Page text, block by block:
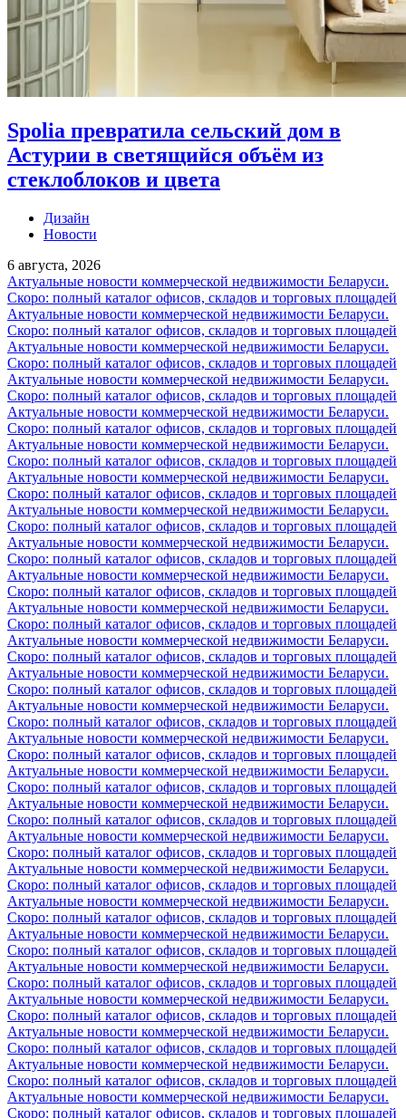
Spolia превратила сельский дом в
Астурии в светящийся объём из
стеклоблоков и цвета
Дизайн
Новости
6 августа, 2026
Актуальные новости коммерческой недвижимости Беларуси.
Скоро: полный каталог офисов, складов и торговых площадей
Актуальные новости коммерческой недвижимости Беларуси.
Скоро: полный каталог офисов, складов и торговых площадей
Актуальные новости коммерческой недвижимости Беларуси.
Скоро: полный каталог офисов, складов и торговых площадей
Актуальные новости коммерческой недвижимости Беларуси.
Скоро: полный каталог офисов, складов и торговых площадей
Актуальные новости коммерческой недвижимости Беларуси.
Скоро: полный каталог офисов, складов и торговых площадей
Актуальные новости коммерческой недвижимости Беларуси.
Скоро: полный каталог офисов, складов и торговых площадей
Актуальные новости коммерческой недвижимости Беларуси.
Скоро: полный каталог офисов, складов и торговых площадей
Актуальные новости коммерческой недвижимости Беларуси.
Скоро: полный каталог офисов, складов и торговых площадей
Актуальные новости коммерческой недвижимости Беларуси.
Скоро: полный каталог офисов, складов и торговых площадей
Актуальные новости коммерческой недвижимости Беларуси.
Скоро: полный каталог офисов, складов и торговых площадей
Актуальные новости коммерческой недвижимости Беларуси.
Скоро: полный каталог офисов, складов и торговых площадей
Актуальные новости коммерческой недвижимости Беларуси.
Скоро: полный каталог офисов, складов и торговых площадей
Актуальные новости коммерческой недвижимости Беларуси.
Скоро: полный каталог офисов, складов и торговых площадей
Актуальные новости коммерческой недвижимости Беларуси.
Скоро: полный каталог офисов, складов и торговых площадей
Актуальные новости коммерческой недвижимости Беларуси.
Скоро: полный каталог офисов, складов и торговых площадей
Актуальные новости коммерческой недвижимости Беларуси.
Скоро: полный каталог офисов, складов и торговых площадей
Актуальные новости коммерческой недвижимости Беларуси.
Скоро: полный каталог офисов, складов и торговых площадей
Актуальные новости коммерческой недвижимости Беларуси.
Скоро: полный каталог офисов, складов и торговых площадей
Актуальные новости коммерческой недвижимости Беларуси.
Скоро: полный каталог офисов, складов и торговых площадей
Актуальные новости коммерческой недвижимости Беларуси.
Скоро: полный каталог офисов, складов и торговых площадей
Актуальные новости коммерческой недвижимости Беларуси.
Скоро: полный каталог офисов, складов и торговых площадей
Актуальные новости коммерческой недвижимости Беларуси.
Скоро: полный каталог офисов, складов и торговых площадей
Актуальные новости коммерческой недвижимости Беларуси.
Скоро: полный каталог офисов, складов и торговых площадей
Актуальные новости коммерческой недвижимости Беларуси.
Скоро: полный каталог офисов, складов и торговых площадей
Актуальные новости коммерческой недвижимости Беларуси.
Скоро: полный каталог офисов, складов и торговых площадей
Актуальные новости коммерческой недвижимости Беларуси.
Скоро: полный каталог офисов, складов и торговых площадей